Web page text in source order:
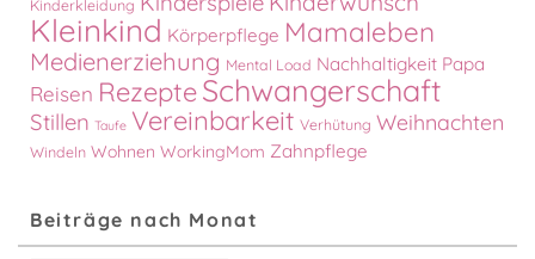
Kinderkleidung
Kleinkind Körperpflege Mamaleben
Medienerziehung Mental Load Nachhaltigkeit Papa
Reisen RezepteSchwangerschaft
Stillen Taufe Vereinbarkeit Verhütung Weihnachten
Windeln Wohnen WorkingMom Zahnpflege
Beiträge nach Monat